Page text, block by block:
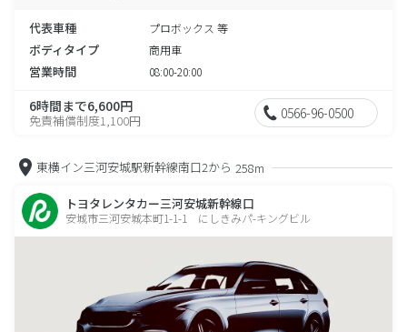
代表車種 プロボックス 等
ボディタイプ 商用車
営業時間 08:00-20:00
6時間まで6,600円
免責補償制度1,100円 0566-96-0500
東横イン三河安城駅新幹線南口2から 258m
トヨタレンタカー三河安城新幹線口
安城市三河安城本町1-1-1 にしきみパ-キングビル